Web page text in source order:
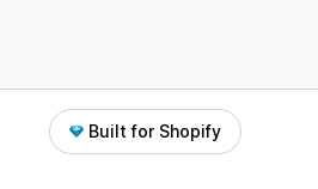
Built for Shopify